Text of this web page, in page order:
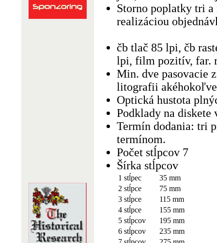
Storno poplatky tri
realizáciou
čb tlač 85 lpi, čb
lpi, film pozitív, far.
Min. dve pasovacie
litografii
Optická hustota
Podklady na diskete
Termín dodania: tri
termínom.
Počet stĺpcov 7
Šírka stĺpcov
1 stĺpec
35 mm
2 stĺpce
75 mm
3 stĺpce
115 mm
4 stĺpce
155 mm
5 stĺpcov
195 mm
6 stĺpcov
235 mm